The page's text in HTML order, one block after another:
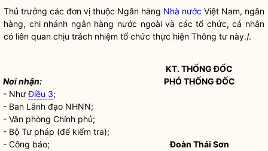
Thủ trưởng các đơn vị thuộc Ngân hàng Nhà nước Việt Nam, ngân
hàng, chi nhánh ngân hàng nước ngoàivà các tổ chức, cá nhân
có liên quan chịu trách nhiệm tổ chức thực hiện Thông tư này./.
Nơi nhận:
- NhưĐiều 3;
- Ban Lãnh đạo NHNN;
- Văn phòng Chính phủ;
- Bộ Tư pháp (để kiểm tra);
- Công báo;
KT. THỐNG ĐỐC
PHÓ THỐNG ĐỐC
Đoàn Thái Sơn